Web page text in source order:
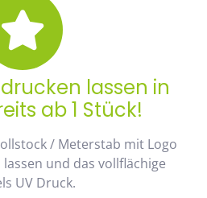
lassen in
ab 1 Stück!
/ Meterstab mit Logo
und das vollflächige
UV Druck.